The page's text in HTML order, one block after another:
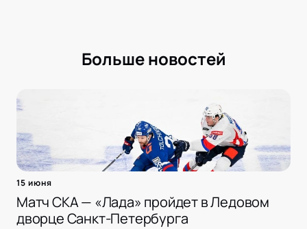
Больше новостей
15 июня
Матч СКА — «Лада» пройдет в Ледовом
дворце Санкт-Петербурга